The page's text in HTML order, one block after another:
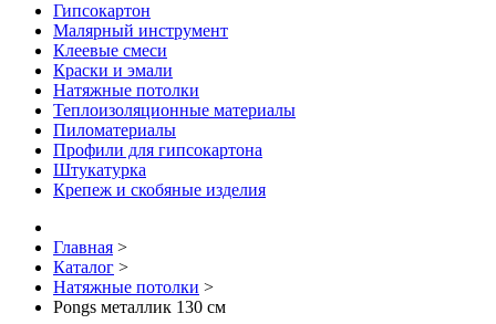
Гипсокартон
Малярный инструмент
Клеевые смеси
Краски и эмали
Натяжные потолки
Теплоизоляционные материалы
Пиломатериалы
Профили для гипсокартона
Штукатурка
Крепеж и скобяные изделия
Главная >
Каталог >
Натяжные потолки >
Pongs металлик 130 см